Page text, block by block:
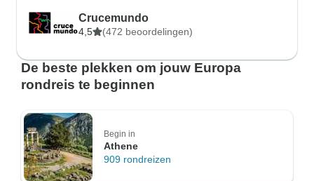
Crucemundo
4,5 (472 beoordelingen)
De beste plekken om jouw Europa
rondreis te beginnen
Begin in
Athene
909 rondreizen